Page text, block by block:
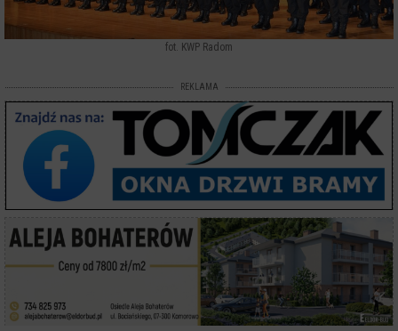
fot. KWP Radom
REKLAMA